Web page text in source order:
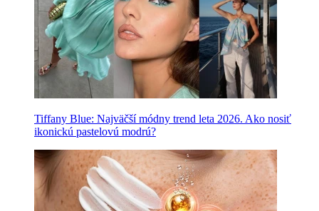
Tiffany Blue: Najväčší módny trend leta 2026. Ako nosiť
ikonickú pastelovú modrú?